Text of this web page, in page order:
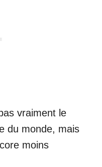
vraiment le
du monde, mais
moins